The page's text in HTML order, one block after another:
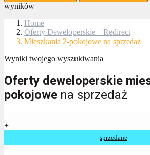
wyników
Home
Oferty Deweloperskie – Redirect
Mieszkania 2-pokojowe na sprzedaż
Wyniki twojego wyszukiwania
Oferty deweloperskie
pokojowe na sprzedaż
+
sprzedane